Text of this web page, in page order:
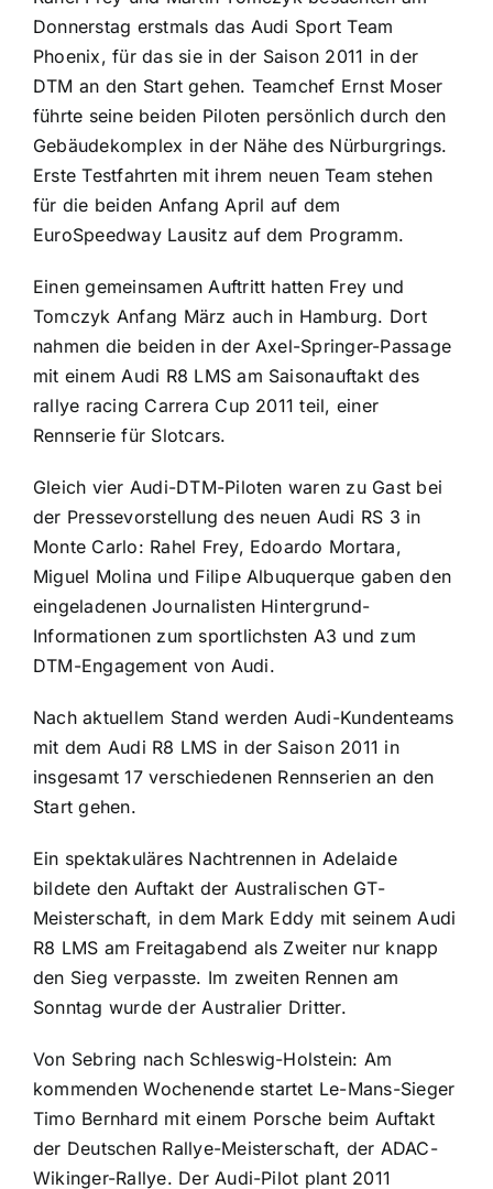
Donnerstag erstmals das Audi Sport Team
Phoenix, für das sie in der Saison 2011 in der
DTM an den Start gehen. Teamchef Ernst Moser
führte seine beiden Piloten persönlich durch den
Gebäudekomplex in der Nähe des Nürburgrings.
Erste Testfahrten mit ihrem neuen Team stehen
für die beiden Anfang April auf dem
EuroSpeedway Lausitz auf dem Programm.
Einen gemeinsamen Auftritt hatten Frey und
Tomczyk Anfang März auch in Hamburg. Dort
nahmen die beiden in der Axel-Springer-Passage
mit einem Audi R8 LMS am Saisonauftakt des
rallye racing Carrera Cup 2011 teil, einer
Rennserie für Slotcars.
Gleich vier Audi-DTM-Piloten waren zu Gast bei
der Pressevorstellung des neuen Audi RS 3 in
Monte Carlo: Rahel Frey, Edoardo Mortara,
Miguel Molina und Filipe Albuquerque gaben den
eingeladenen Journalisten Hintergrund-
Informationen zum sportlichsten A3 und zum
DTM-Engagement von Audi.
Nach aktuellem Stand werden Audi-Kundenteams
mit dem Audi R8 LMS in der Saison 2011 in
insgesamt 17 verschiedenen Rennserien an den
Start gehen.
Ein spektakuläres Nachtrennen in Adelaide
bildete den Auftakt der Australischen GT-
Meisterschaft, in dem Mark Eddy mit seinem Audi
R8 LMS am Freitagabend als Zweiter nur knapp
den Sieg verpasste. Im zweiten Rennen am
Sonntag wurde der Australier Dritter.
Von Sebring nach Schleswig-Holstein: Am
kommenden Wochenende startet Le-Mans-Sieger
Timo Bernhard mit einem Porsche beim Auftakt
der Deutschen Rallye-Meisterschaft, der ADAC-
Wikinger-Rallye. Der Audi-Pilot plant 2011